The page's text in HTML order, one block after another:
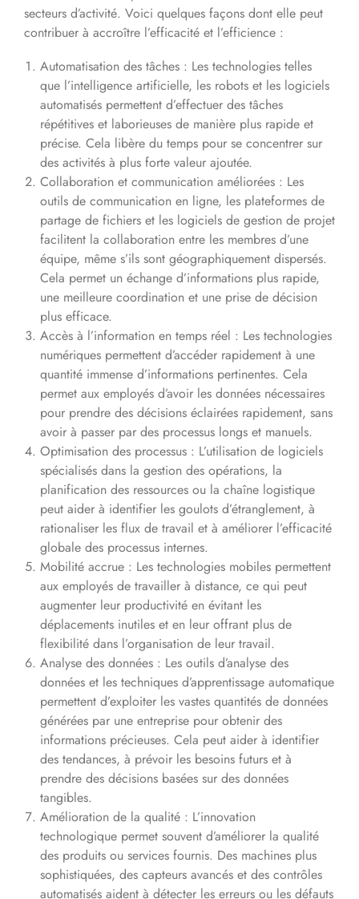
secteurs d’activité. Voici quelques façons dont elle peut
contribuer à accroître l’efficacité et l’efficience :
Automatisation des tâches : Les technologies telles
que l’intelligence artificielle, les robots et les logiciels
automatisés permettent d’effectuer des tâches
répétitives et laborieuses de manière plus rapide et
précise. Cela libère du temps pour se concentrer sur
des activités à plus forte valeur ajoutée.
Collaboration et communication améliorées : Les
outils de communication en ligne, les plateformes de
partage de fichiers et les logiciels de gestion de projet
facilitent la collaboration entre les membres d’une
équipe, même s’ils sont géographiquement dispersés.
Cela permet un échange d’informations plus rapide,
une meilleure coordination et une prise de décision
plus efficace.
Accès à l’information en temps réel : Les technologies
numériques permettent d’accéder rapidement à une
quantité immense d’informations pertinentes. Cela
permet aux employés d’avoir les données nécessaires
pour prendre des décisions éclairées rapidement, sans
avoir à passer par des processus longs et manuels.
Optimisation des processus : L’utilisation de logiciels
spécialisés dans la gestion des opérations, la
planification des ressources ou la chaîne logistique
peut aider à identifier les goulots d’étranglement, à
rationaliser les flux de travail et à améliorer l’efficacité
globale des processus internes.
Mobilité accrue : Les technologies mobiles permettent
aux employés de travailler à distance, ce qui peut
augmenter leur productivité en évitant les
déplacements inutiles et en leur offrant plus de
flexibilité dans l’organisation de leur travail.
Analyse des données : Les outils d’analyse des
données et les techniques d’apprentissage automatique
permettent d’exploiter les vastes quantités de données
générées par une entreprise pour obtenir des
informations précieuses. Cela peut aider à identifier
des tendances, à prévoir les besoins futurs et à
prendre des décisions basées sur des données
tangibles.
Amélioration de la qualité : L’innovation
technologique permet souvent d’améliorer la qualité
des produits ou services fournis. Des machines plus
sophistiquées, des capteurs avancés et des contrôles
automatisés aident à détecter les erreurs ou les défauts